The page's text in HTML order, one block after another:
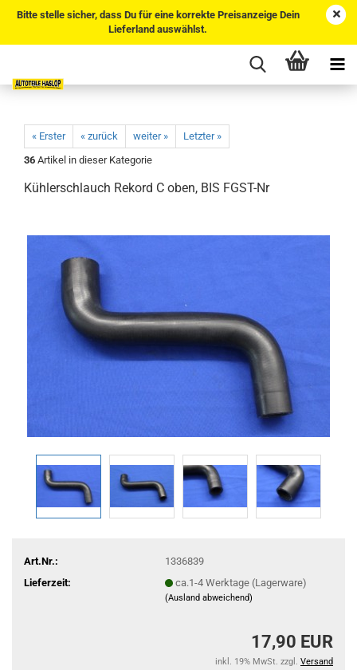
Bitte stelle sicher, dass Du für eine korrekte Preisanzeige Dein
Lieferland auswählst.
« Erster « zurück weiter »
Letzter »
36 Artikel in dieser Kategorie
Kühlerschlauch Rekord C oben, BIS FGST-Nr
Art.Nr.:
1336839
Lieferzeit:
ca.1-4 Werktage (Lagerware)
(Ausland abweichend)
17,90 EUR
inkl. 19% MwSt. zzgl. Versand